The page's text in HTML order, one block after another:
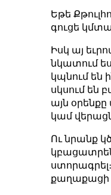
Եթե
գուցե
Իսկ այ
նկատում
կպնում են
սկսում են
այն
կամ
Ու նրանք
ստորագրել։
քաղաքացի